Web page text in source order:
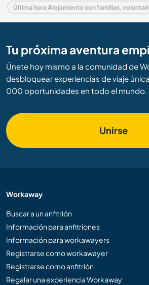
Tu próxima aventura
Únete hoy mismo a la comunidad de
desbloquear experiencias de viaje
000 oportunidades en todo el mundo.
Unirse
Workaway
Buscar a un anfitrión
Información para anfitriones
Información para workawayers
Registrarse como workawayer
Registrarse como anfitrión
Regalar una experiencia Workaway